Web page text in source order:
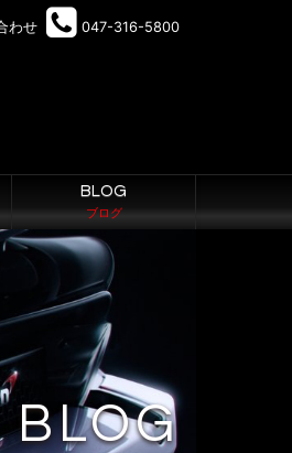
わせ 047-316-5800
BLOG
ブログ
BLOG